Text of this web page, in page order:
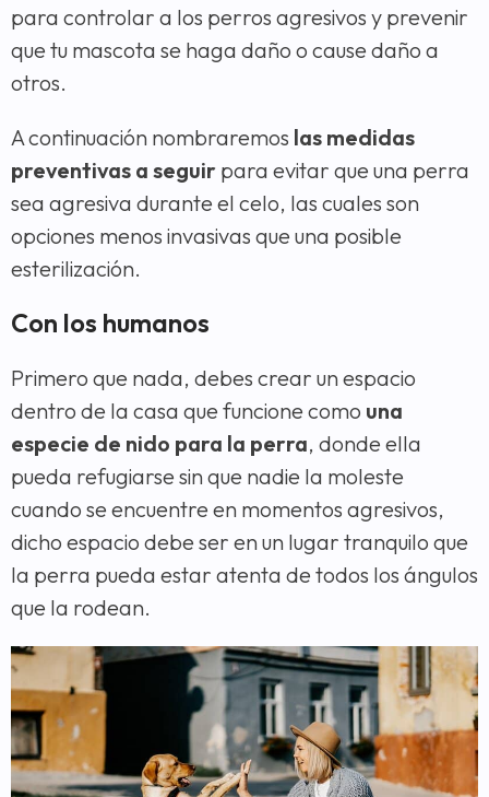
para controlar a los perros agresivos y prevenir
que tu mascota se haga daño o cause daño a
otros.
A continuación nombraremos las medidas
preventivas a seguir para evitar que una perra
sea agresiva durante el celo, las cuales son
opciones menos invasivas que una posible
esterilización.
Con los humanos
Primero que nada, debes crear un espacio
dentro de la casa que funcione como una
especie de nido para la perra, donde ella
pueda refugiarse sin que nadie la moleste
cuando se encuentre en momentos agresivos,
dicho espacio debe ser en un lugar tranquilo que
la perra pueda estar atenta de todos los ángulos
que la rodean.